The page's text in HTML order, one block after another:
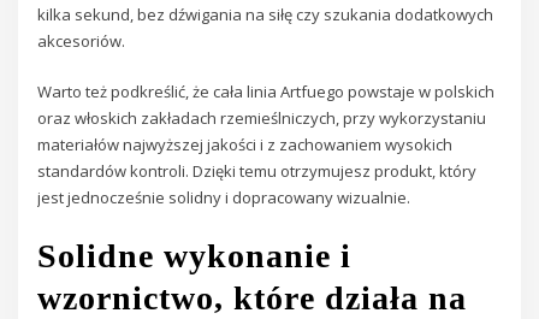
kilka sekund, bez dźwigania na siłę czy szukania dodatkowych
akcesoriów.
Warto też podkreślić, że cała linia Artfuego powstaje w polskich
oraz włoskich zakładach rzemieślniczych, przy wykorzystaniu
materiałów najwyższej jakości i z zachowaniem wysokich
standardów kontroli. Dzięki temu otrzymujesz produkt, który
jest jednocześnie solidny i dopracowany wizualnie.
Solidne wykonanie i
wzornictwo, które działa na